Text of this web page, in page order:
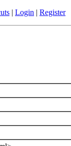
| Login | Register